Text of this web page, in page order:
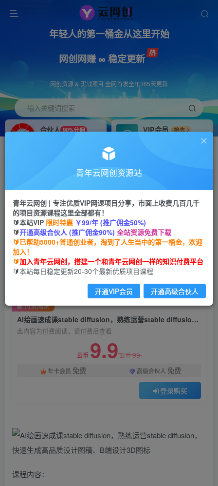
年轻人的第一桶金从这里开始
网创网赚 ∞ 稳定更新
网创资源 & 实战项目 全网首发全年365天更新
输入关键词搜索
合伙人 90%分佣
VIP会员
抢先
搭建同款网站，自己当老板
首页 创业课程 会员免费 正文
AI绘画速成课stable diffusion，​熟练运营stable
diffusion，快速生成高品质设计图稿、B端设计
3D图标
青年云网创
2年前发布
1563 148
AI绘画速成课stable diffusion，​熟练运营stable diffusion，快速生成高品质设计图稿、B端设计3D图标
此内容为付费阅读，请付费后查看
云币 9.9云币99
年卡会员 免费 高级合伙人 免费
登录购买
付费阅读
课程内容：
青年云网创资源站
青年云网创 | 专注优质VIP网课项目分享，市面上收费几百几千
的项目资源课程这里全部都有！
🔰本站VIP 限时特惠 ￥99/年 (推广佣金50%)
🔰开通高级合伙人 (推广佣金90%) 全站资源免费下载
🔰已帮助5000+普通创业者，淘到了人生当中的第一桶金，欢迎
加入！
🔰加入青年云网创，搭建一个和青年云网创一样的知识付费平台
🔰本站每日稳定更新20-30个最新优质项目课程
开通VIP会员 开通高级合伙人